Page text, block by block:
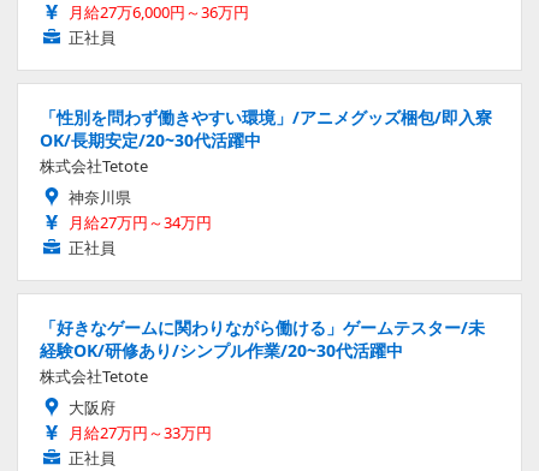
月給27万6,000円～36万円
正社員
「性別を問わず働きやすい環境」/アニメグッズ梱包/即入寮
OK/長期安定/20~30代活躍中
株式会社Tetote
神奈川県
月給27万円～34万円
正社員
「好きなゲームに関わりながら働ける」ゲームテスター/未
経験OK/研修あり/シンプル作業/20~30代活躍中
株式会社Tetote
大阪府
月給27万円～33万円
正社員